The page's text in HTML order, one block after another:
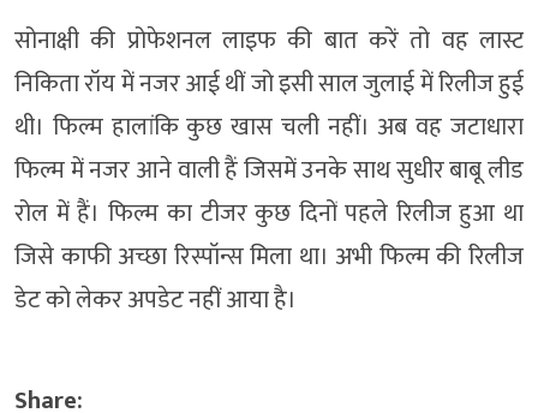
सोनाक्षी की प्रोफेशनल लाइफ की बात करें तो वह लास्ट
निकिता रॉय में नजर आई थीं जो इसी साल जुलाई में रिलीज हुई
थी। फिल्म हालांकि कुछ खास चली नहीं। अब वह जटाधारा
फिल्म में नजर आने वाली हैं जिसमें उनके साथ सुधीर बाबू लीड
रोल में हैं। फिल्म का टीजर कुछ दिनों पहले रिलीज हुआ था
जिसे काफी अच्छा रिस्पॉन्स मिला था। अभी फिल्म की रिलीज
डेट को लेकर अपडेट नहीं आया है।
Share: